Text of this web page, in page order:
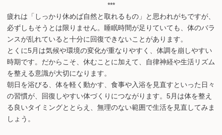
***
疲れは「しっかり休めば自然と取れるもの」と思われがちですが、
必ずしもそうとは限りません。睡眠時間が足りていても、体のバラ
ンスが乱れていると十分に回復できないことがあります。
とくに5月は気候や環境の変化が重なりやすく、体調を崩しやすい
時期です。だからこそ、休むことに加えて、自律神経や生活リズム
を整える意識が大切になります。
朝日を浴びる、体を軽く動かす、食事や入浴を見直すといった日々
の習慣が、回復しやすい体づくりにつながります。5月は体を整え
る良いタイミングととらえ、無理のない範囲で生活を見直してみま
しょう。